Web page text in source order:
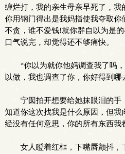
缠烂打，我的亲生母亲早死了，我
你用钢门得出是我妈指使我夺取你
不贪，谁不爱钱!就你群自以为是
口气说完，却觉得还不够痛快。
“你以为就你他妈调查我了吗
以做，我也调查了你，你好得到哪
宁囡拍开想要给她抹眼泪的手
知道你这次找我是什么原因，但我
经没有任何意思，你的所有东西我
女人瞪着红框，下嘴唇颤抖，